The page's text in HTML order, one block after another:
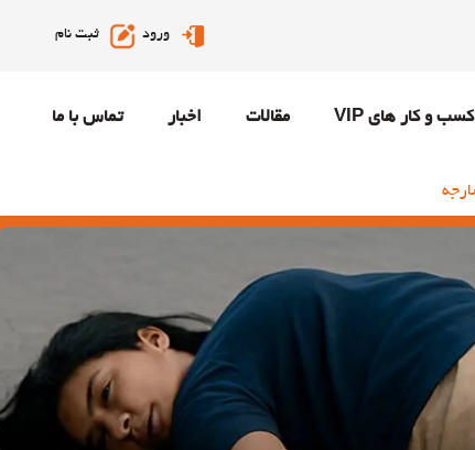
ورود ثبت نام
کسب و کار های VIP مقالات اخبار تماس با ما